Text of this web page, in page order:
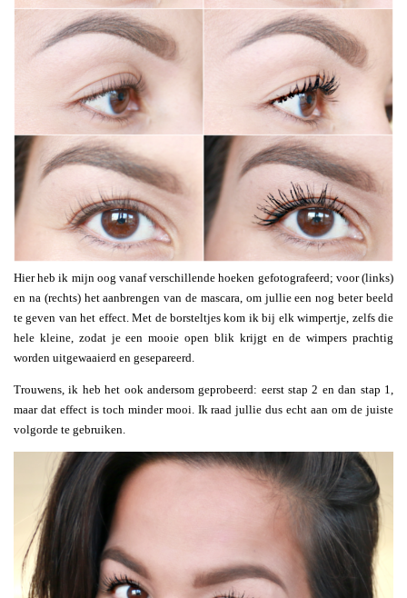
Hier heb ik mijn oog vanaf verschillende hoeken gefotografeerd; voor (links)
en na (rechts) het aanbrengen van de mascara, om jullie een nog beter beeld
te geven van het effect. Met de borsteltjes kom ik bij elk wimpertje, zelfs die
hele kleine, zodat je een mooie open blik krijgt en de wimpers prachtig
worden uitgewaaierd en gesepareerd.
Trouwens, ik heb het ook andersom geprobeerd: eerst stap 2 en dan stap 1,
maar dat effect is toch minder mooi. Ik raad jullie dus echt aan om de juiste
volgorde te gebruiken.